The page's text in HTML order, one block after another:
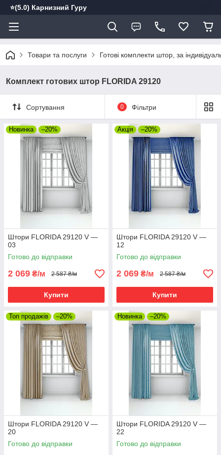
⭐️(5.0) Карнизний Гуру
Товари та послуги Готові комплекти штор, за
Комплект готових штор FLORIDA 29120
Сортування 0 Фільтри
Новинка –20%
Штори FLORIDA 29120 V —
03
Готово до відправки
2 069 ₴/м 2 587 ₴/м
Купити
Акція –20%
Штори FLORIDA 29120 V —
12
Готово до відправки
2 069 ₴/м 2 587 ₴/м
Купити
Топ продажів –20%
Штори FLORIDA 29120 V —
20
Готово до відправки
Новинка –20%
Штори FLORIDA 29120 V —
22
Готово до відправки